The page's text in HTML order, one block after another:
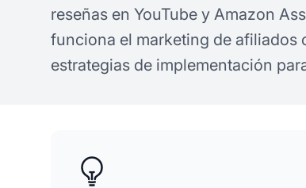
reseñas en YouTube y Amazon
funciona el marketing de afiliados
estrategias de implementación